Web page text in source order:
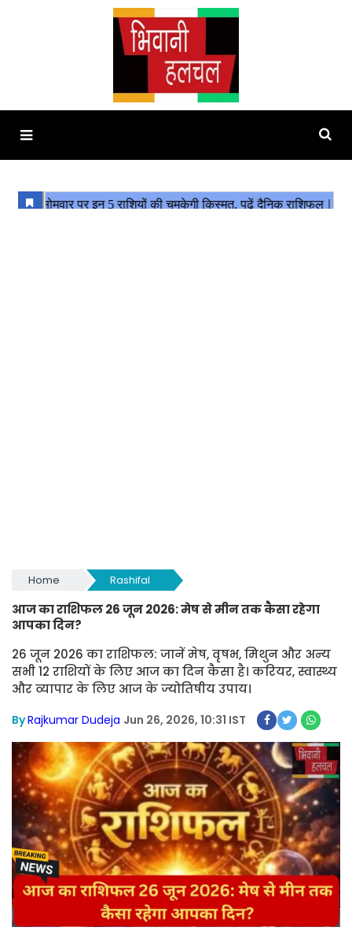
Home Rashifal
आज का राशिफल 26 जून 2026: मेष से मीन तक कैसा रहेगा
आपका दिन?
26 जून 2026 का राशिफल: जानें मेष, वृषभ, मिथुन और अन्य
सभी 12 राशियों के लिए आज का दिन कैसा है। करियर, स्वास्थ्य
और व्यापार के लिए आज के ज्योतिषीय उपाय।
ByRajkumar Dudeja Jun 26, 2026, 10:31 IST